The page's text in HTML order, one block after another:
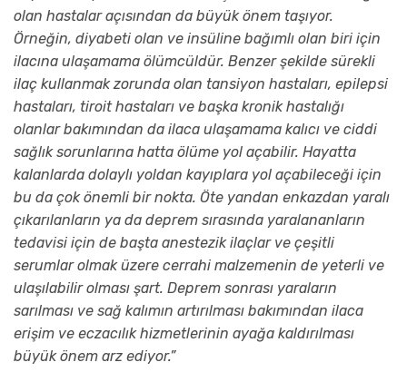
olan hastalar açısından da büyük önem taşıyor.
Örneğin, diyabeti olan ve insüline bağımlı olan biri için
ilacına ulaşamama ölümcüldür. Benzer şekilde sürekli
ilaç kullanmak zorunda olan tansiyon hastaları, epilepsi
hastaları, tiroit hastaları ve başka kronik hastalığı
olanlar bakımından da ilaca ulaşamama kalıcı ve ciddi
sağlık sorunlarına hatta ölüme yol açabilir. Hayatta
kalanlarda dolaylı yoldan kayıplara yol açabileceği için
bu da çok önemli bir nokta. Öte yandan enkazdan yaralı
çıkarılanların ya da deprem sırasında yaralananların
tedavisi için de başta anestezik ilaçlar ve çeşitli
serumlar olmak üzere cerrahi malzemenin de yeterli ve
ulaşılabilir olması şart. Deprem sonrası yaraların
sarılması ve sağ kalımın artırılması bakımından ilaca
erişim ve eczacılık hizmetlerinin ayağa kaldırılması
büyük önem arz ediyor.”